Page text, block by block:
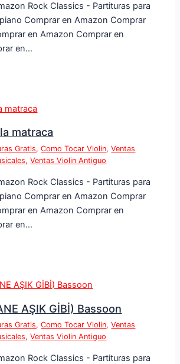
Rock Classics - Partituras para
Comprar en Amazon Comprar
en Amazon Comprar en
en…
matraca
Gratis,Como Tocar Violin,Ventas
,Ventas Violin Antiguo
Rock Classics - Partituras para
Comprar en Amazon Comprar
en Amazon Comprar en
en…
AŞIK GİBİ) Bassoon
Gratis,Como Tocar Violin,Ventas
,Ventas Violin Antiguo
Rock Classics - Partituras para